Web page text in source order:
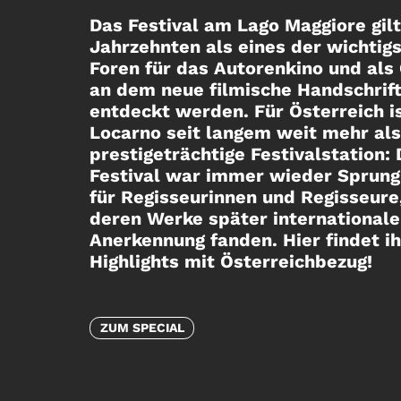
Die Temperaturen steigen – und
sorgen für das passende
Sommerprogramm auf der Couch.
Passend zur aktuellen Hitzewelle
wir euch ein neues Filmpaket
zusammengestellt, das
österreichisches Kino,
Sommerstimmung und jede Menge
Unterhaltung vereint.
Zum Hitzerekord-Wochenende
wir einen Aktionspreis von 2,90€